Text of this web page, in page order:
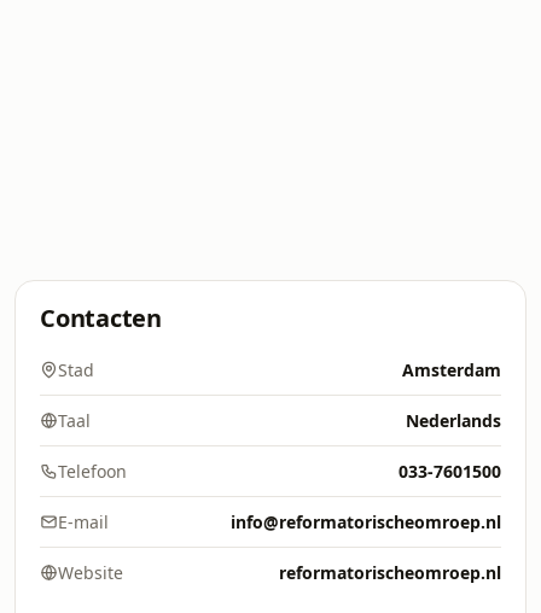
Contacten
Stad Amsterdam
Taal Nederlands
Telefoon 033-7601500
E-mail info@reformatorischeomroep.nl
Website reformatorischeomroep.nl